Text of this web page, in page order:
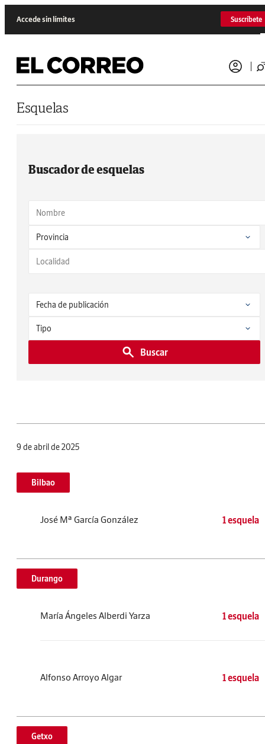
Accede sin límites Suscríbete
Esquelas
Buscador de esquelas
Buscar
9 de abril de 2025
Bilbao
José Mª García González 1 esquela
Durango
María Ángeles Alberdi Yarza 1 esquela
Alfonso Arroyo Algar 1 esquela
Getxo